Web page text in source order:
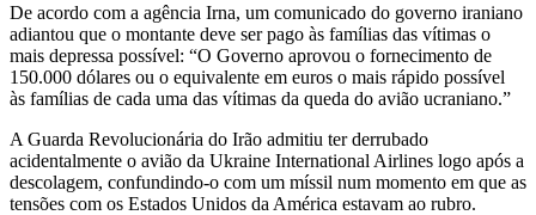
De acordo com a agência Irna, um comunicado do governo iraniano
adiantou que o montante deve ser pago às famílias das vítimas o
mais depressa possível: “O Governo aprovou o fornecimento de
150.000 dólares ou o equivalente em euros o mais rápido possível
às famílias de cada uma das vítimas da queda do avião ucraniano.”
A Guarda Revolucionária do Irão admitiu ter derrubado
acidentalmente o avião da Ukraine International Airlines logo após a
descolagem, confundindo-o com um míssil num momento em que as
tensões com os Estados Unidos da América estavam ao rubro.